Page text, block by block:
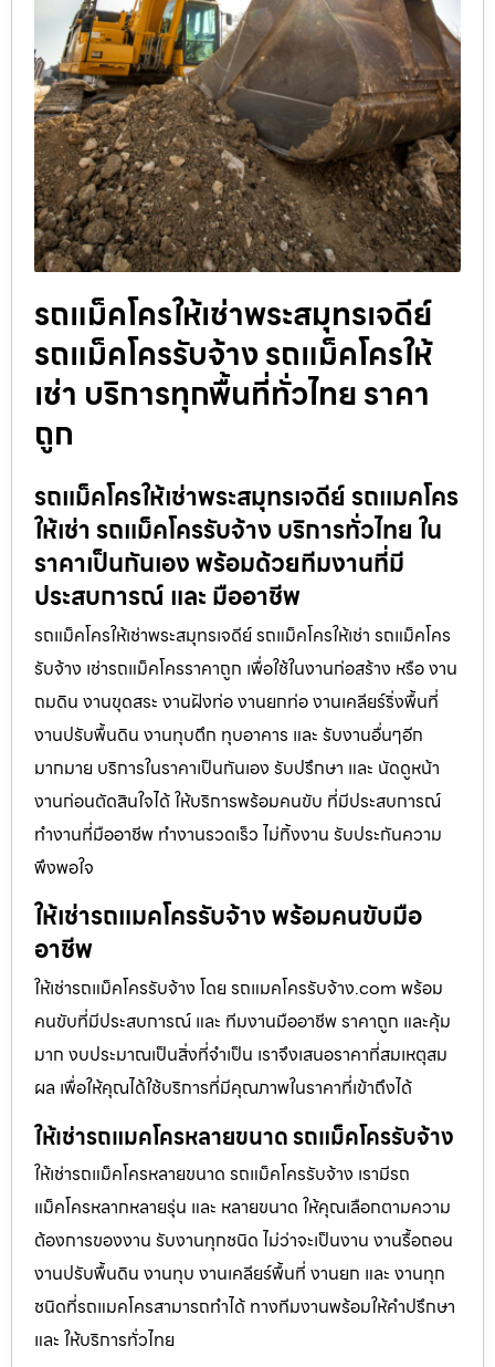
รถแม็คโครให้เช่าพระสมุทรเจดีย์
รถแม็คโครรับจ้าง รถแม็คโครให้
เช่า บริการทุกพื้นที่ทั่วไทย ราคา
ถูก
รถแม็คโครให้เช่าพระสมุทรเจดีย์ รถแมคโคร
ให้เช่า รถแม็คโครรับจ้าง บริการทั่วไทย ใน
ราคาเป็นกันเอง พร้อมด้วยทีมงานที่มี
ประสบการณ์ และ มืออาชีพ
รถแม็คโครให้เช่าพระสมุทรเจดีย์ รถแม็คโครให้เช่า รถแม็คโคร
รับจ้าง เช่ารถแม็คโครราคาถูก เพื่อใช้ในงานก่อสร้าง หรือ งาน
ถมดิน งานขุดสระ งานฝังท่อ งานยกท่อ งานเคลียร์ริ่งพื้นที่
งานปรับพื้นดิน งานทุบตึก ทุบอาคาร และ รับงานอื่นๆอีก
มากมาย บริการในราคาเป็นกันเอง รับปรึกษา และ นัดดูหน้า
งานก่อนตัดสินใจได้ ให้บริการพร้อมคนขับ ที่มีประสบการณ์
ทำงานที่มืออาชีพ ทำงานรวดเร็ว ไม่ทิ้งงาน รับประกันความ
พึงพอใจ
ให้เช่ารถแมคโครรับจ้าง พร้อมคนขับมือ
อาชีพ
ให้เช่ารถแม็คโครรับจ้าง โดย รถแมคโครรับจ้าง.com พร้อม
คนขับที่มีประสบการณ์ และ ทีมงานมืออาชีพ ราคาถูก และคุ้ม
มาก งบประมาณเป็นสิ่งที่จำเป็น เราจึงเสนอราคาที่สมเหตุสม
ผล เพื่อให้คุณได้ใช้บริการที่มีคุณภาพในราคาที่เข้าถึงได้
ให้เช่ารถแมคโครหลายขนาด รถแม็คโครรับจ้าง
ให้เช่ารถแม็คโครหลายขนาด รถแม็คโครรับจ้าง เรามีรถ
แม็คโครหลากหลายรุ่น และ หลายขนาด ให้คุณเลือกตามความ
ต้องการของงาน รับงานทุกชนิด ไม่ว่าจะเป็นงาน งานรื้อถอน
งานปรับพื้นดิน งานทุบ งานเคลียร์พื้นที่ งานยก และ งานทุก
ชนิดที่รถแมคโครสามารถทำได้ ทางทีมงานพร้อมให้คำปรึกษา
และ ให้บริการทั่วไทย